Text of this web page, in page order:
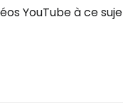
YouTube à ce